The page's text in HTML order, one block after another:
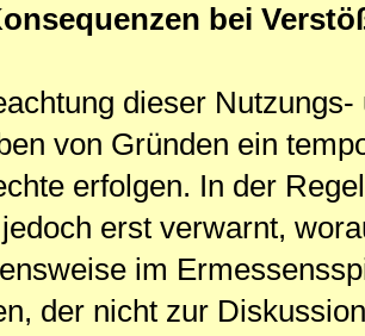
bei
dieser
von Gründen ein
erfolgen. In der
erst verwarnt,
im
der nicht zur